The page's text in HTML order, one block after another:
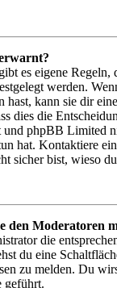
es eigene Regeln,
werden.
hast, kann sie dir
dies die
und phpBB Limited
hat. Kontaktiere
sicher bist, wieso
den Moderatoren
die
du eine
zu melden. Du
geführt.